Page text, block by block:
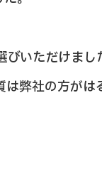
いただけまし
弊社の方が